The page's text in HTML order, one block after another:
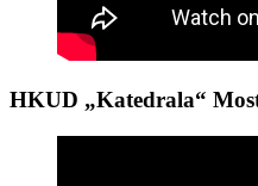
HKUD „Katedrala“